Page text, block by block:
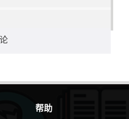
帮助